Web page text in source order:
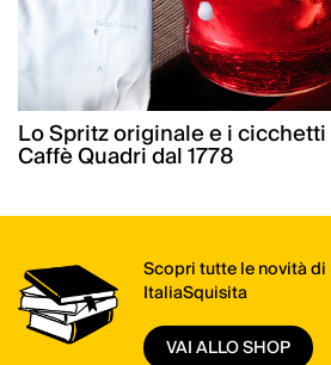
Lo Spritz originale e i
Caffè Quadri dal 1778
Scopri tutte le novità
ItaliaSquisita
VAI ALLO SHOP